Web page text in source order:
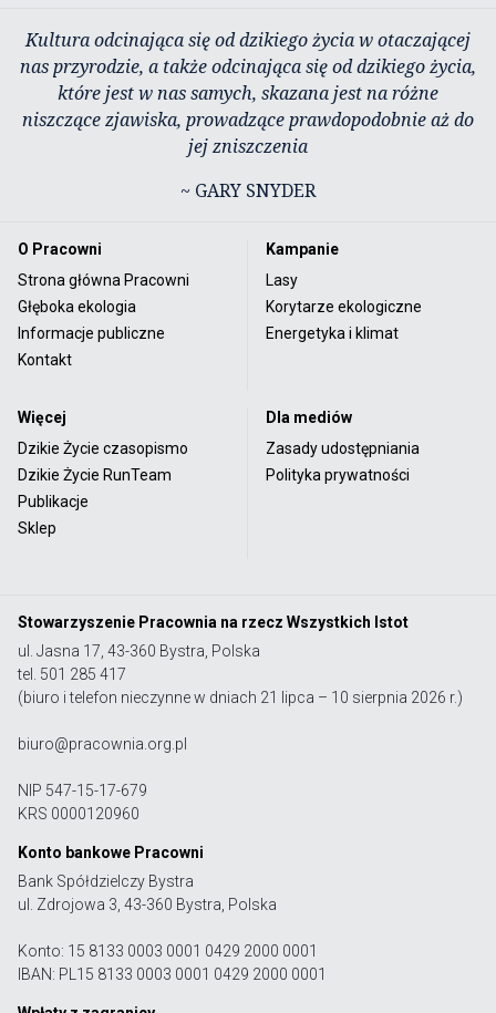
Kultura odcinająca się od dzikiego życia w otaczającej
nas przyrodzie, a także odcinająca się od dzikiego życia,
które jest w nas samych, skazana jest na różne
niszczące zjawiska, prowadzące prawdopodobnie aż do
jej zniszczenia
~ GARY SNYDER
O Pracowni
Strona główna Pracowni
Głęboka ekologia
Informacje publiczne
Kontakt
Kampanie
Lasy
Korytarze ekologiczne
Energetyka i klimat
Więcej
Dzikie Życie czasopismo
Dzikie Życie RunTeam
Publikacje
Sklep
Dla mediów
Zasady udostępniania
Polityka prywatności
Stowarzyszenie Pracownia na rzecz Wszystkich Istot
ul. Jasna 17, 43-360 Bystra, Polska
tel. 501 285 417
(biuro i telefon nieczynne w dniach 21 lipca – 10 sierpnia 2026 r.)
biuro@pracownia.org.pl
NIP 547-15-17-679
KRS 0000120960
Konto bankowe Pracowni
Bank Spółdzielczy Bystra
ul. Zdrojowa 3, 43-360 Bystra, Polska
Konto: 15 8133 0003 0001 0429 2000 0001
IBAN: PL15 8133 0003 0001 0429 2000 0001